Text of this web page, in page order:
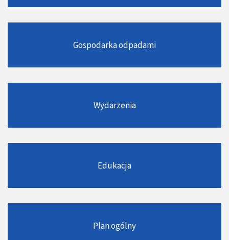
Gospodarka odpadami
Wydarzenia
Edukacja
Plan ogólny